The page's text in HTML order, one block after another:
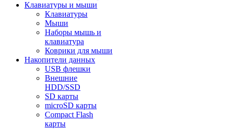
Клавиатуры и мыши
Клавиатуры
Мыши
Наборы мышь и
клавиатура
Коврики для мыши
Накопители данных
USB флешки
Внешние
HDD/SSD
SD карты
microSD карты
Compact Flash
карты